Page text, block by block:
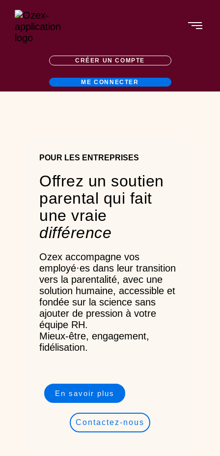
contenu
CRÉER UN COMPTE
ME CONNECTER
POUR LES ENTREPRISES
Offrez un soutien
parental qui fait
une vraie
différence
Ozex accompagne vos
employé·es dans leur transition
vers la parentalité, avec une
solution humaine, accessible et
fondée sur la science sans
ajouter de pression à votre
équipe RH.
Mieux-être, engagement,
fidélisation.
En savoir plus
Contactez-nous